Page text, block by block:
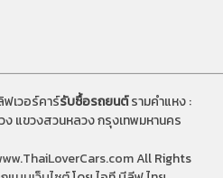
เวอร์คาร์รับซื้อรถยนต์รามคำแหง :
ง แขวงสวนหลวง กรุงเทพมหานคร
All Rights